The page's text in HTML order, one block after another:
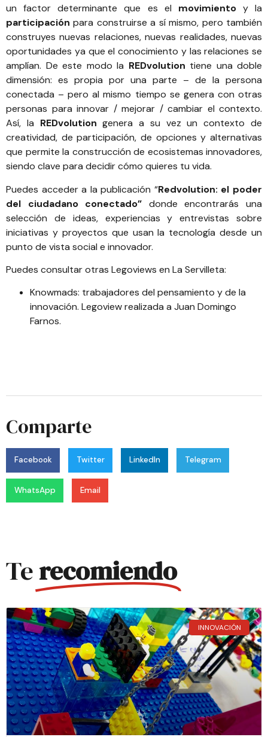
un factor determinante que es el movimientoy la
participaciónpara construirse a sí mismo, pero también
construyes nuevas relaciones, nuevas realidades, nuevas
oportunidades ya que el conocimiento y las relaciones se
amplían. De este modo la REDvolution tiene una doble
dimensión: es propia por una parte – de la persona
conectada – pero al mismo tiempo se genera con otras
personas para innovar / mejorar / cambiar el contexto.
Así, la REDvolutiongenera a su vez un contexto de
creatividad, de participación, de opciones y alternativas
que permite la construcción de ecosistemas innovadores,
siendo clave para decidir cómo quieres tu vida.
Puedes acceder a la publicación “Redvolution: el poder
del ciudadano conectado” donde encontrarás una
selección de ideas, experiencias y entrevistas sobre
iniciativas y proyectos que usan la tecnología desde un
punto de vista social e innovador.
Puedes consultar otras Legoviews en La Servilleta:
Knowmads: trabajadores del pensamiento y de la
innovación. Legoview realizada a Juan Domingo
Farnos.
Comparte
Facebook Twitter LinkedIn Telegram
WhatsApp Email
Terecomiendo
INNOVACIÓN